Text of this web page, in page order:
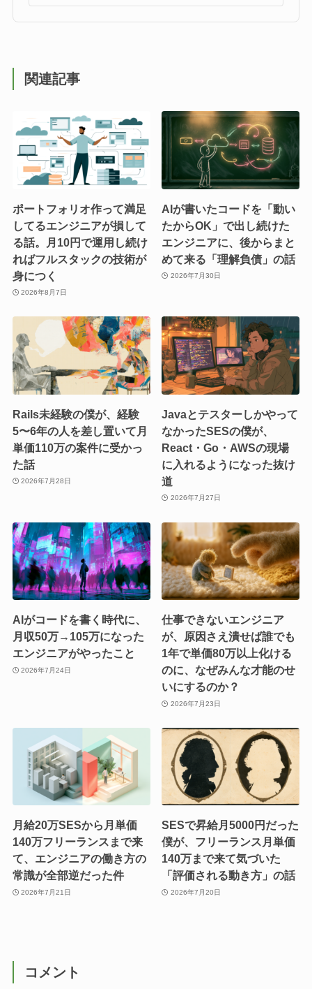
関連記事
ポートフォリオ作って満足
してるエンジニアが損して
る話。月10円で運用し続け
ればフルスタックの技術が
身につく
2026年8月7日
AIが書いたコードを「動い
たからOK」で出し続けた
エンジニアに、後からまと
めて来る「理解負債」の話
2026年7月30日
Rails未経験の僕が、経験
5〜6年の人を差し置いて月
単価110万の案件に受かっ
た話
2026年7月28日
Javaとテスターしかやって
なかったSESの僕が、
React・Go・AWSの現場
に入れるようになった抜け
道
2026年7月27日
AIがコードを書く時代に、
月収50万→105万になった
エンジニアがやったこと
2026年7月24日
仕事できないエンジニア
が、原因さえ潰せば誰でも
1年で単価80万以上化ける
のに、なぜみんな才能のせ
いにするのか？
2026年7月23日
月給20万SESから月単価
140万フリーランスまで来
て、エンジニアの働き方の
常識が全部逆だった件
2026年7月21日
SESで昇給月5000円だった
僕が、フリーランス月単価
140万まで来て気づいた
「評価される動き方」の話
2026年7月20日
コメント